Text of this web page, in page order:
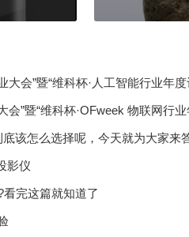
会”暨“维科杯·人工智能行业年
”暨“维科杯·OFweek 物联网行
该怎么选择呢，今天就为大家来
影仪
完这篇就知道了